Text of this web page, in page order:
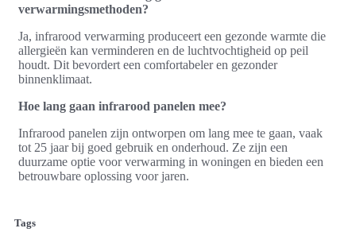
verwarmingsmethoden?
Ja, infrarood verwarming produceert een gezonde warmte die
allergieën kan verminderen en de luchtvochtigheid op peil
houdt. Dit bevordert een comfortabeler en gezonder
binnenklimaat.
Hoe lang gaan infrarood panelen mee?
Infrarood panelen zijn ontworpen om lang mee te gaan, vaak
tot 25 jaar bij goed gebruik en onderhoud. Ze zijn een
duurzame optie voor verwarming in woningen en bieden een
betrouwbare oplossing voor jaren.
Tags